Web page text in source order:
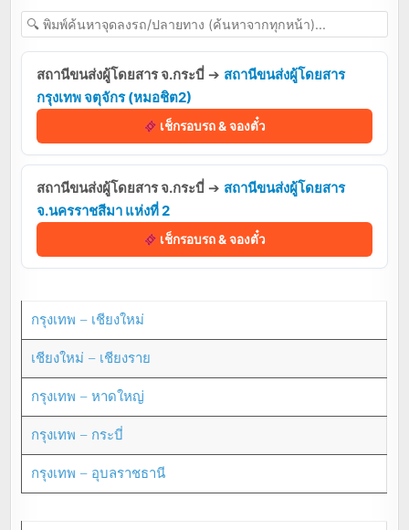
สถานีขนส่งผู้โดยสาร จ.กระบี่ ➔ สถานีขนส่งผู้โดยสาร
กรุงเทพ จตุจักร (หมอชิต2)
เช็กรอบรถ & จองตั๋ว
สถานีขนส่งผู้โดยสาร จ.กระบี่ ➔ สถานีขนส่งผู้โดยสาร
จ.นครราชสีมา แห่งที่ 2
เช็กรอบรถ & จองตั๋ว
กรุงเทพ – เชียงใหม่
เชียงใหม่ – เชียงราย
กรุงเทพ – หาดใหญ่
กรุงเทพ – กระบี่
กรุงเทพ – อุบลราชธานี